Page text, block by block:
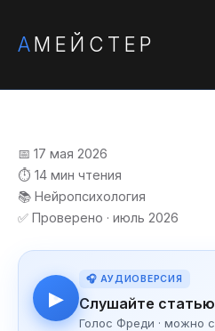
АМЕЙСТЕР
📅 17 мая 2026
⏱️ 14 мин чтения
📚 Нейропсихология
✅ Проверено · июль 2026
▶
🎧 АУДИОВЕРСИЯ
Слушайте
Голос Фреди · можно